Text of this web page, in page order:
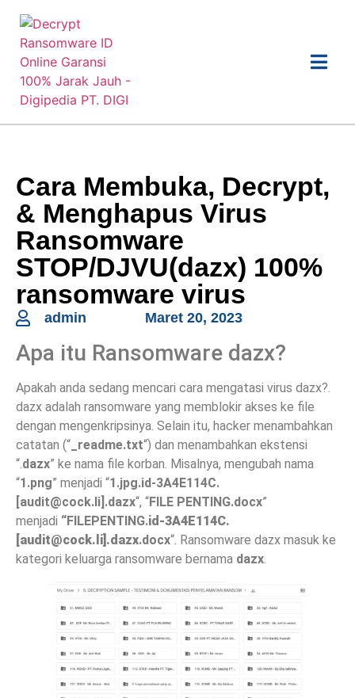
Cara Membuka, Decrypt,
& Menghapus Virus
Ransomware
STOP/DJVU(dazx) 100%
ransomware virus
admin Maret 20, 2023
Apa itu Ransomware dazx?
Apakah anda sedang mencari cara mengatasi virus dazx?.
dazx adalah ransomware yang memblokir akses ke file
dengan mengenkripsinya. Selain itu, hacker menambahkan
catatan (“ _readme.txt“) dan menambahkan ekstensi
“.dazx” ke nama file korban. Misalnya, mengubah nama
“1.png” menjadi “1.jpg.id-3A4E114C.
audit@cock.li ].dazx“, “FILE PENTING.docx”
menjadi “FILEPENTING.id-3A4E114C.
audit@cock.li ].dazx.docx“. Ransomware dazx masuk ke
kategori keluarga ransomware bernama dazx.